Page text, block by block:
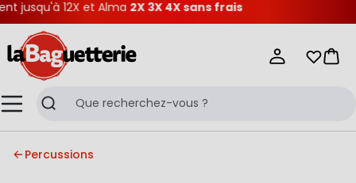
12X et Alma2X 3X 4X sans frais
MenuRecherche
Mes
Percussions